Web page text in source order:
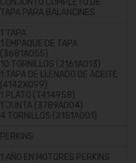
CONJUNTO COMPLETO DE
TAPA PARA BALANCINES
1 TAPA
1 EMPAQUE DE TAPA
(3681A055)
10 TORNILLOS (2161A013)
1 TAPA DE LLENADO DE ACEITE
(4142X099)
1 PLATO (T414958)
1 JUNTA (3789A004)
4 TORNILLOS (2151A001)
PERKINS
1 AÑO EN MOTORES PERKINS